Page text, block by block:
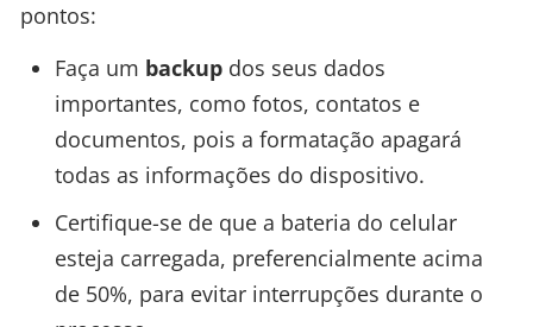
pontos:
Faça um backupdos seus dados
importantes, como fotos, contatos e
documentos, pois a formatação apagará
todas as informações do dispositivo.
Certifique-se de que a bateria do celular
esteja carregada, preferencialmente acima
de 50%, para evitar interrupções durante o